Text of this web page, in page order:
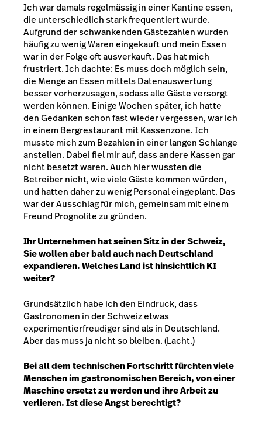
Ich war damals regelmässig in einer Kantine essen,
die unterschiedlich stark frequentiert wurde.
Aufgrund der schwankenden Gästezahlen wurden
häufig zu wenig Waren eingekauft und mein Essen
war in der Folge oft ausverkauft. Das hat mich
frustriert. Ich dachte: Es muss doch möglich sein,
die Menge an Essen mittels Datenauswertung
besser vorherzusagen, sodass alle Gäste versorgt
werden können. Einige Wochen später, ich hatte
den Gedanken schon fast wieder vergessen, war ich
in einem Bergrestaurant mit Kassenzone. Ich
musste mich zum Bezahlen in einer langen Schlange
anstellen. Dabei fiel mir auf, dass andere Kassen gar
nicht besetzt waren. Auch hier wussten die
Betreiber nicht, wie viele Gäste kommen würden,
und hatten daher zu wenig Personal eingeplant. Das
war der Ausschlag für mich, gemeinsam mit einem
Freund Prognolite zu gründen.
Ihr Unternehmen hat seinen Sitz in der Schweiz,
Sie wollen aber bald auch nach Deutschland
expandieren. Welches Land ist hinsichtlich KI
weiter?
Grundsätzlich habe ich den Eindruck, dass
Gastronomen in der Schweiz etwas
experimentierfreudiger sind als in Deutschland.
Aber das muss ja nicht so bleiben. (Lacht.)
Bei all dem technischen Fortschritt fürchten viele
Menschen im gastronomischen Bereich, von einer
Maschine ersetzt zu werden und ihre Arbeit zu
verlieren. Ist diese Angst berechtigt?